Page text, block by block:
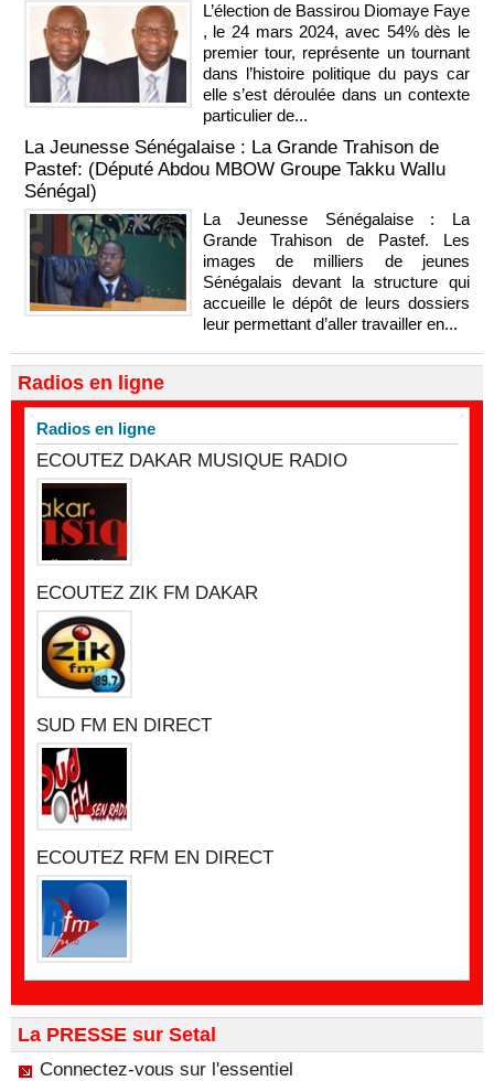
L’élection de Bassirou Diomaye Faye
, le 24 mars 2024, avec 54% dès le
premier tour, représente un tournant
dans l’histoire politique du pays car
elle s’est déroulée dans un contexte
particulier de...
La Jeunesse Sénégalaise : La Grande Trahison de
Pastef: (Député Abdou MBOW Groupe Takku Wallu
Sénégal)
La Jeunesse Sénégalaise : La
Grande Trahison de Pastef. Les
images de milliers de jeunes
Sénégalais devant la structure qui
accueille le dépôt de leurs dossiers
leur permettant d’aller travailler en...
Radios en ligne
Radios en ligne
ECOUTEZ DAKAR MUSIQUE RADIO
ECOUTEZ ZIK FM DAKAR
SUD FM EN DIRECT
ECOUTEZ RFM EN DIRECT
La PRESSE sur Setal
Connectez-vous sur l'essentiel